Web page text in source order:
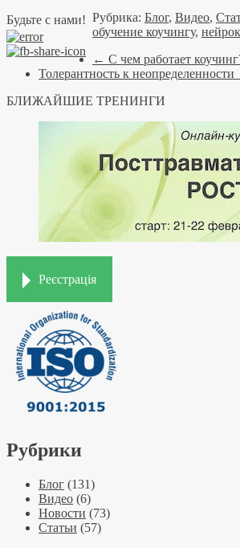
Будьте с нами! Рубрика: Блог, Видео,
обучение коучингу,
← С чем работает
Толерантность к неопределенности
БЛИЖАЙШИЕ ТРЕНИНГИ
Реєстрація
Рубрики
Блог (131)
Видео (6)
Новости (73)
Статьи (57)